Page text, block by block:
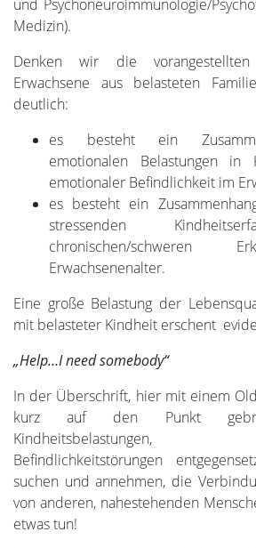
und Psychoneuroimmunologie/
Medizin).
Denken wir die
Erwachsene aus belasteten
deutlich:
es besteht ein
emotionalen Belastungen in
emotionaler Befindlichkeit im
es besteht ein
stressenden
chronischen/schweren
Erwachsenenalter.
Eine große Belastung der
mit belasteter Kindheit erschent
„Help…I need somebody“
In der Überschrift, hier mit einem
kurz auf den Punkt
Kindheitsbelastungen,
Befindlichkeitstörungen
suchen und annehmen, die
von anderen, nahestehenden
etwas tun!